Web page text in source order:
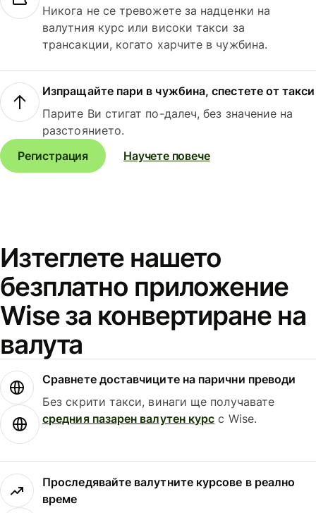
Никога не се тревожете за надценки на
валутния курс или високи такси за
трансакции, когато харчите в чужбина.
Изпращайте пари в чужбина, спестете от такси
Парите Ви стигат по-далеч, без значение на
разстоянието.
Регистрация
Научете повече
Изтеглете нашето
безплатно приложение
Wise за конвертиране на
валута
Сравнете доставчиците на парични преводи
Без скрити такси, винаги ще получавате
средния пазарен валутен курс с Wise.
Проследявайте валутните курсове в реално
време